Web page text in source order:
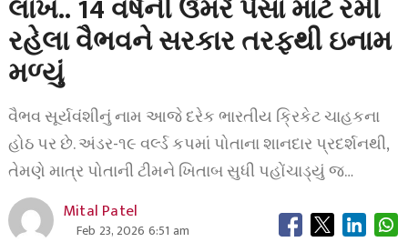
લાખ.. 14 વર્ષની ઉંમરે પૈસા માટે રમી
રહેલા વૈભવને સરકાર તરફથી ઇનામ
મળ્યું
વૈભવ સૂર્યવંશીનું નામ આજે દરેક ભારતીય ક્રિકેટ ચાહકના
હોઠ પર છે. અંડર-૧૯ વર્લ્ડ કપમાં પોતાના શાનદાર પ્રદર્શનથી,
તેમણે માત્ર પોતાની ટીમને ખિતાબ સુધી પહોંચાડ્યું જ…
Mital Patel
Feb 23, 2026 6:51 am